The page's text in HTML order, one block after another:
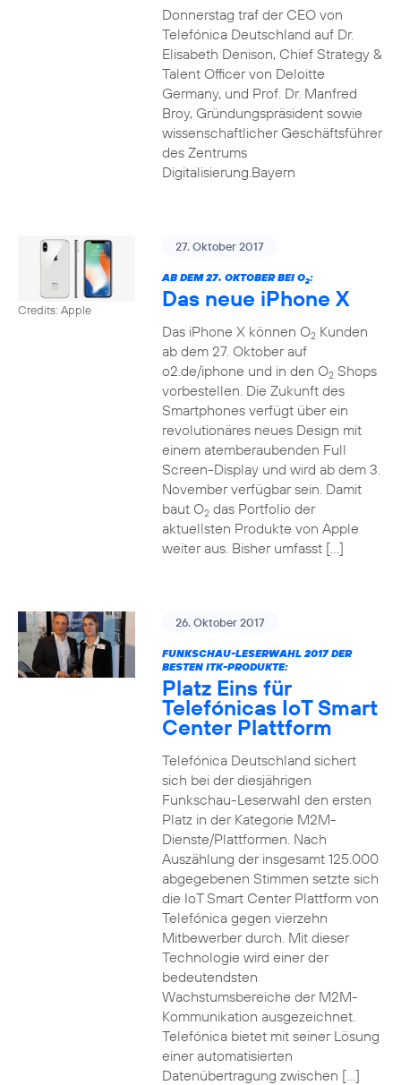
Donnerstag traf der CEO von
Telefónica Deutschland auf Dr.
Elisabeth Denison, Chief Strategy &
Talent Officer von Deloitte
Germany, und Prof. Dr. Manfred
Broy, Gründungspräsident sowie
wissenschaftlicher Geschäftsführer
des Zentrums
Digitalisierung.Bayern
Credits: Apple
27. Oktober 2017
AB DEM 27. OKTOBER BEI O2:
Das neue iPhone X
Das iPhone X können O2Kunden
ab dem 27. Oktober auf
o2.de/iphone und in den O2Shops
vorbestellen. Die Zukunft des
Smartphones verfügt über ein
revolutionäres neues Design mit
einem atemberaubenden Full
Screen-Display und wird ab dem 3.
November verfügbar sein. Damit
baut O2das Portfolio der
aktuellsten Produkte von Apple
weiter aus. Bisher umfasst […]
26. Oktober 2017
FUNKSCHAU-LESERWAHL 2017 DER
BESTEN ITK-PRODUKTE:
Platz Eins für
Telefónicas IoT Smart
Center Plattform
Telefónica Deutschland sichert
sich bei der diesjährigen
Funkschau-Leserwahl den ersten
Platz in der Kategorie M2M-
Dienste/Plattformen. Nach
Auszählung der insgesamt 125.000
abgegebenen Stimmen setzte sich
die IoT Smart Center Plattform von
Telefónica gegen vierzehn
Mitbewerber durch. Mit dieser
Technologie wird einer der
bedeutendsten
Wachstumsbereiche der M2M-
Kommunikation ausgezeichnet.
Telefónica bietet mit seiner Lösung
einer automatisierten
Datenübertragung zwischen […]